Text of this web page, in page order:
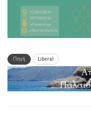
Πηγή Liberal